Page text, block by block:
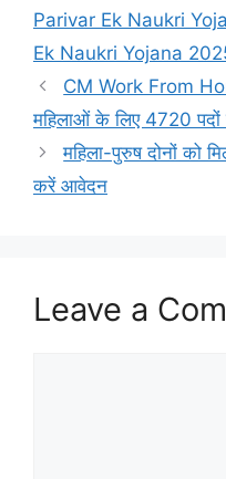
Parivar Ek Naukri
Ek Naukri Yojana
CM Work From
महिलाओं के लिए 4720 पदों
महिला-पुरुष दोनों को
करें आवेदन
Leave a